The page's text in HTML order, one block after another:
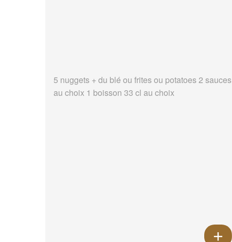
5 nuggets + du blé ou frites ou potatoes 2 sauces
au choix 1 boisson 33 cl au choix